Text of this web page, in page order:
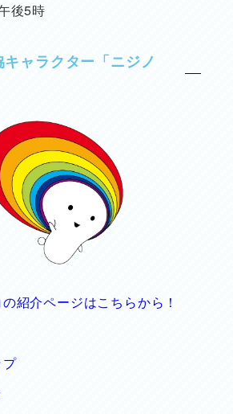
後5時
ャラクター「ニジノ
紹介ページはこちらから！